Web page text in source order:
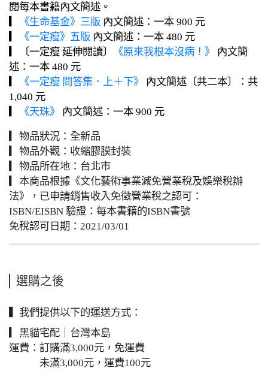
閱每本書籍內文簡述。
《生命基金》三版 內文簡述：一本 900 元
《一定瘦》五版 內文簡述：一本 480 元
▎〔一定瘦 延伸閱讀〕
《原來我根本沒病！》
內文簡
述：一本 480 元
《一定瘦 問答集．上＋下》 內文簡述 〔共二本〕：共
1,040 元
《天珠》 內文簡述：一本 900 元
▎物品狀況：全新品
▎物品外觀：收縮膠膜封裝
▎物品所在地：台北市
▎本商品根據《文化藝術事業減免營業稅及娛樂稅辦
法》，已申請銷售收入免徵營業稅之認可：
ISBN/EISBN 驗證：每本書籍的ISBN書號
免稅認可日期：2021/03/01
選購之後
▍我們提供以下的運送方式：
▎黑貓宅配｜台灣本島
運費：訂購滿3,000元，免運費
未滿3,000元，運費100元